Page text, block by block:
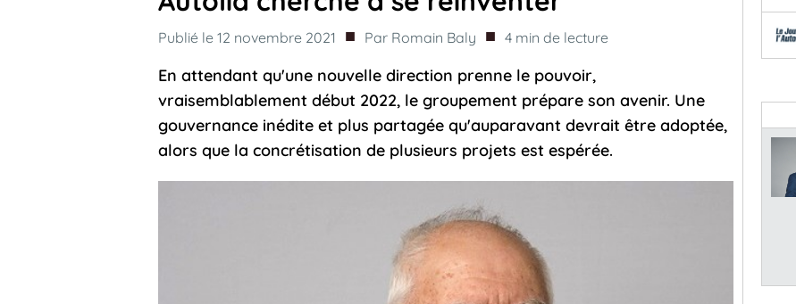
Publié le 12 novembre 2021 ■ Par Romain Baly ■ 4 min de lecture
En attendant qu'une nouvelle direction prenne le pouvoir,
vraisemblablement début 2022, le groupement prépare son avenir. Une
gouvernance inédite et plus partagée qu'auparavant devrait être adoptée,
alors que la concrétisation de plusieurs projets est espérée.